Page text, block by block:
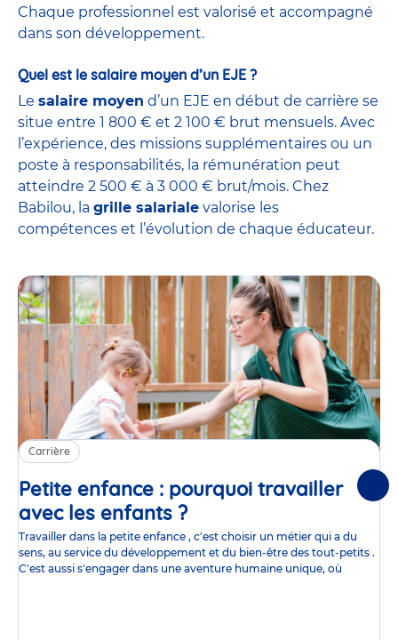
Chaque professionnel est valorisé et accompagné
dans son développement.
Quel est le salaire moyen d’un EJE ?
Le salaire moyen d’un EJE en début de carrière se
situe entre 1 800 € et 2 100 € brut mensuels. Avec
l’expérience, des missions supplémentaires ou un
poste à responsabilités, la rémunération peut
atteindre 2 500 € à 3 000 € brut/mois. Chez
Babilou, la grille salariale valorise les
compétences et l’évolution de chaque éducateur.
Carrière
Petite enfance : pourquoi travailler
avec les enfants ?Article
Travailler dans la petite enfance , c'est choisir un métier qui a du
sens, au service du développement et du bien-être des tout-petits .
C'est aussi s'engager dans une aventure humaine unique, où